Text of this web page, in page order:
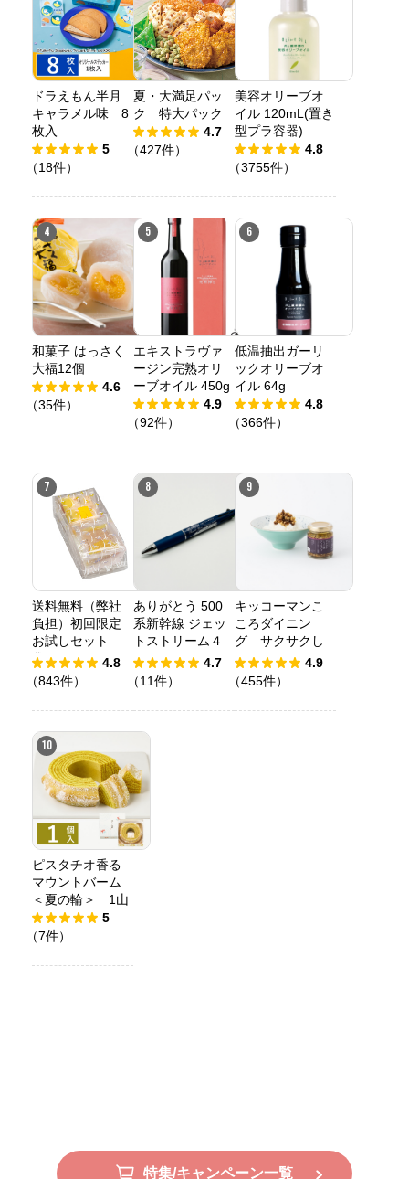
ドラえもん半月
キャラメル味 8
枚入
5
（18件）
夏・大満足パッ
ク 特大パック
4.7
（427件）
美容オリーブオ
イル 120mL(置き
型プラ容器)
4.8
（3755件）
4
和菓子 はっさく
大福12個
4.6
（35件）
5
エキストラヴァ
ージン完熟オリ
ーブオイル 450g
4.9
（92件）
6
低温抽出ガーリ
ックオリーブオ
イル 64g
4.8
（366件）
7
送料無料（弊社
負担）初回限定
お試しセット
袋
4.8
（843件）
8
ありがとう 500
系新幹線 ジェッ
トストリーム４
＆１
4.7
（11件）
9
キッコーマンこ
ころダイニン
グ サクサクし
ょうゆアーモン
ド ペッパー＆
スモーク風味
4.9
（455件）
10
ピスタチオ香る
マウントバーム
＜夏の輪＞ 1山
5
（7件）
特集/キャンペーン一覧